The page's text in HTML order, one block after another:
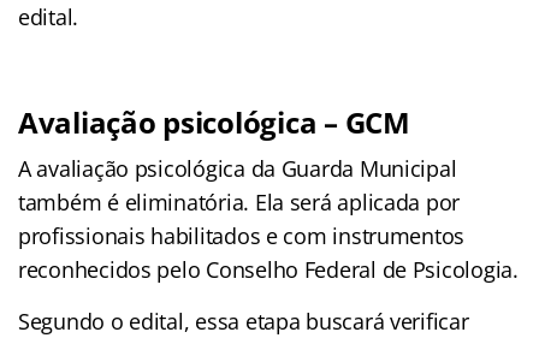
edital.
Avaliação psicológica – GCM
A avaliação psicológica da Guarda Municipal
também é eliminatória. Ela será aplicada por
profissionais habilitados e com instrumentos
reconhecidos pelo Conselho Federal de Psicologia.
Segundo o edital, essa etapa buscará verificar